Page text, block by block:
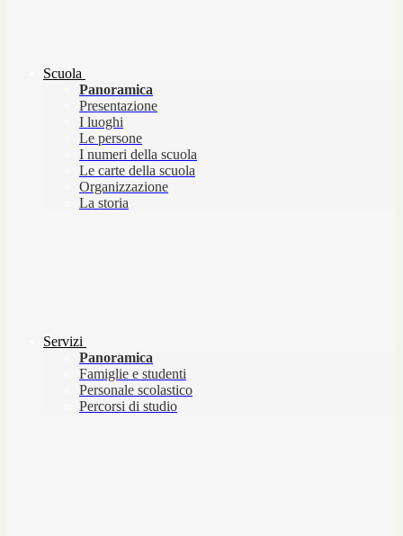
Scuola
Panoramica
Presentazione
I luoghi
Le persone
I numeri della scuola
Le carte della scuola
Organizzazione
La storia
Servizi
Panoramica
Famiglie e studenti
Personale scolastico
Percorsi di studio